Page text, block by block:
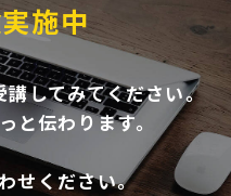
施中
してみてください。
と伝わります。
せください。